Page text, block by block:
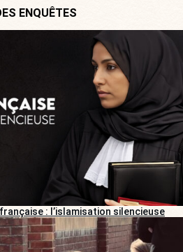
ENQUÊTES
française : l’islamisation silencieuse